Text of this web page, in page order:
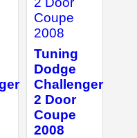
Tuning
Dodge
Challenger
2 Door
Coupe
2008